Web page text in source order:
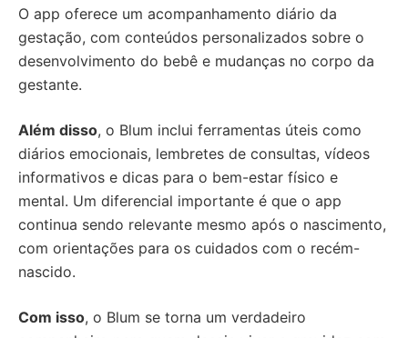
O app oferece um acompanhamento diário da
gestação, com conteúdos personalizados sobre o
desenvolvimento do bebê e mudanças no corpo da
gestante.
Além disso, o Blum inclui ferramentas úteis como
diários emocionais, lembretes de consultas, vídeos
informativos e dicas para o bem-estar físico e
mental. Um diferencial importante é que o app
continua sendo relevante mesmo após o nascimento,
com orientações para os cuidados com o recém-
nascido.
Com isso, o Blum se torna um verdadeiro